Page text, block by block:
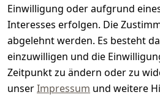
Einwilligung oder aufgrund
Interesses erfolgen. Die
abgelehnt werden. Es besteht
einzuwilligen und die
Zeitpunkt zu ändern oder zu
unserImpressum und weitere